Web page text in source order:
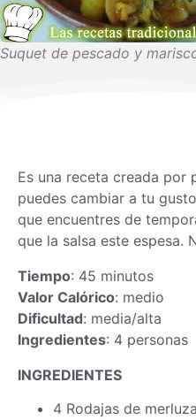
Suquet de pescado y
Es una receta creada por
puedes cambiar a tu
que encuentres de
que la salsa este espesa.
Tiempo: 45 minutos
Valor Calórico: medio
Dificultad: media/alta
Ingredientes: 4 personas
INGREDIENTES
4 Rodajas de merluza